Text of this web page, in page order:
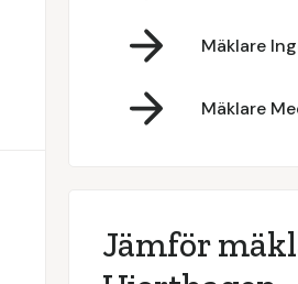
Mäklare
Mäklare
Jämför